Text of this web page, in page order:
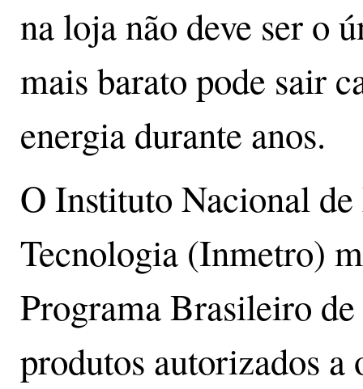
na loja não deve ser o
mais barato pode sair
energia durante anos.
O Instituto Nacional
Tecnologia (Inmetro)
Programa Brasileiro
produtos autorizados a